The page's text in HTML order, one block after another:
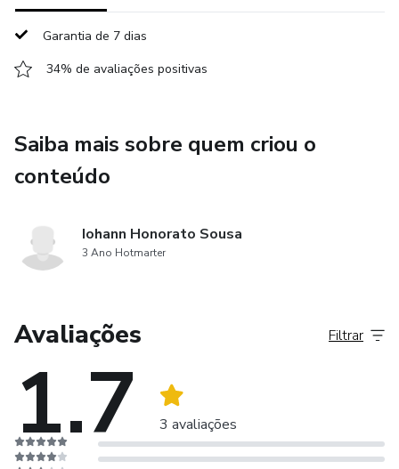
materiais necessários e avaliação, facilitando o
Garantia de 7 dias
34% de avaliações positivas
Saiba mais sobre quem criou o
conteúdo
Iohann Honorato Sousa
3 Ano Hotmarter
Avaliações
1.7 3 avaliações
Filtrar